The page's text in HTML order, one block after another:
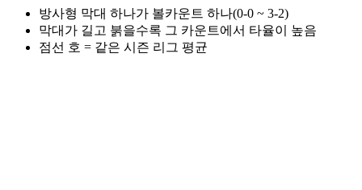
방사형 막대 하나가 볼카운트 하나(0-0 ~ 3-2)
막대가 길고 붉을수록 그 카운트에서 타율이 높음
점선 호 = 같은 시즌 리그 평균